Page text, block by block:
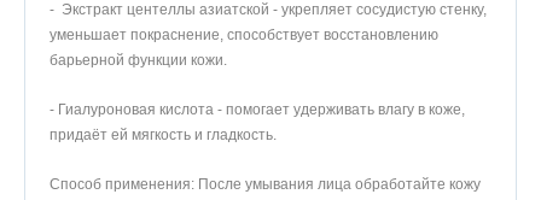
- Экстракт центеллы азиатской - укрепляет сосудистую стенку,
уменьшает покраснение, способствует восстановлению
барьерной функции кожи.
- Гиалуроновая кислота - помогает удерживать влагу в коже,
придаёт ей мягкость и гладкость.
Способ применения: После умывания лица обработайте кожу